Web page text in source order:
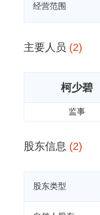
经营范围
主要人员 (2)
柯少碧
监事
股东信息 (2)
股东类型